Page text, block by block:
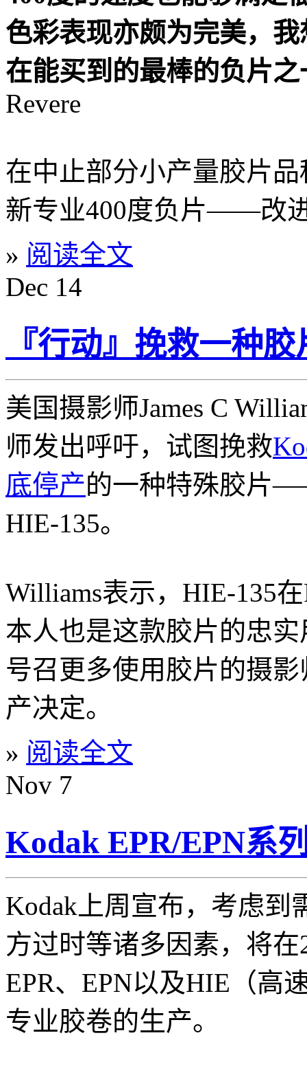
色彩表现亦颇为完美，
在能买到的最棒的负片之
Revere
在中止部分小产量胶片
新专业400度负片——改
» 阅读全文
Dec 14
『行动』挽救一种
美国摄影师James C
师发出呼吁，试图挽救
底停产的一种特殊胶片
HIE-135。
Williams表示，HIE-135
本人也是这款胶片的忠
号召更多使用胶片的摄
产决定。
» 阅读全文
Nov 7
Kodak EPR/EPN系
Kodak上周宣布，考虑到
方过时等诸多因素，将在
EPR、EPN以及HIE（高
专业胶卷的生产。